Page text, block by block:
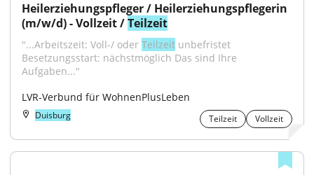
Heilerziehungspfleger / Heilerziehungspflegerin
(m/w/d) - Vollzeit / Teilzeit
"...Arbeitszeit: Voll-/ oder Teilzeit unbefristet
Besetzungsstart: nächstmöglich Das sind Ihre
Aufgaben..."
LVR-Verbund für WohnenPlusLeben
Duisburg Teilzeit Vollzeit